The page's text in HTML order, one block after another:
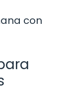
con